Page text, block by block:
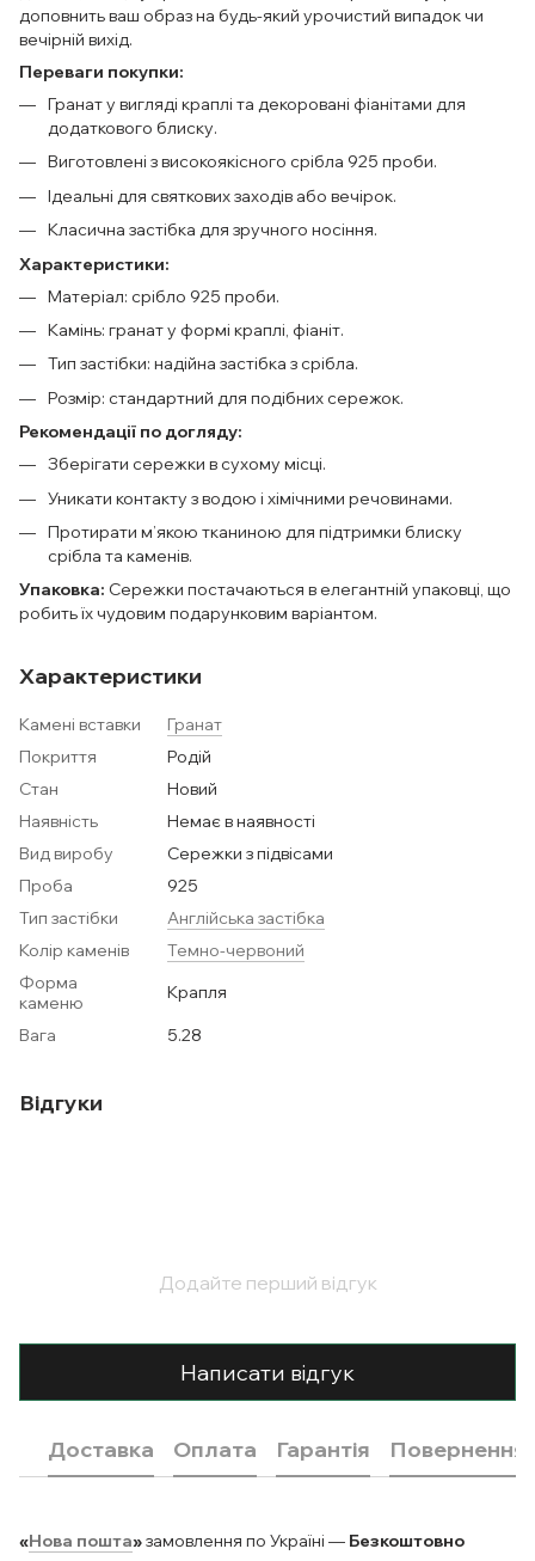
доповнить ваш образ на будь-який урочистий випадок чи
вечірній вихід.
Переваги покупки:
Гранат у вигляді краплі та декоровані фіанітами для
додаткового блиску.
Виготовлені з високоякісного срібла 925 проби.
Ідеальні для святкових заходів або вечірок.
Класична застібка для зручного носіння.
Характеристики:
Матеріал: срібло 925 проби.
Камінь: гранат у формі краплі, фіаніт.
Тип застібки: надійна застібка з срібла.
Розмір: стандартний для подібних сережок.
Рекомендації по догляду:
Зберігати сережки в сухому місці.
Уникати контакту з водою і хімічними речовинами.
Протирати м’якою тканиною для підтримки блиску
срібла та каменів.
Упаковка: Сережки постачаються в елегантній упаковці, що
робить їх чудовим подарунковим варіантом.
Характеристики
Камені вставки
Гранат
Покриття
Родій
Стан
Новий
Наявність
Немає в наявності
Вид виробу
Сережки з підвісами
Проба
925
Тип застібки
Англійська застібка
Колір каменів
Темно-червоний
Форма
каменю
Крапля
Вага
5.28
Відгуки
Додайте перший відгук
Написати відгук
Доставка Оплата Гарантія Повернення
«Нова пошта»замовлення по Україні — Безкоштовно